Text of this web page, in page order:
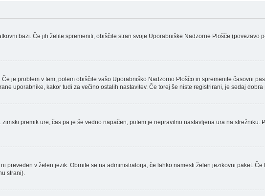
bazi. Če jih želite spremeniti, obiščite stran svoje Uporabniške Nadzorne Plošče (povezavo
je problem v tem, potem obiščite vašo Uporabniško Nadzorno Ploščo in spremenite časovni
uporabnike, kakor tudi za večino ostalih nastavitev. Če torej še niste registrirani, je sedaj dobra
premik ure, čas pa je še vedno napačen, potem je nepravilno nastavljena ura na strežniku.
preveden v želen jezik. Obrnite se na administratorja, če lahko namesti želen jezikovni paket.
strani).